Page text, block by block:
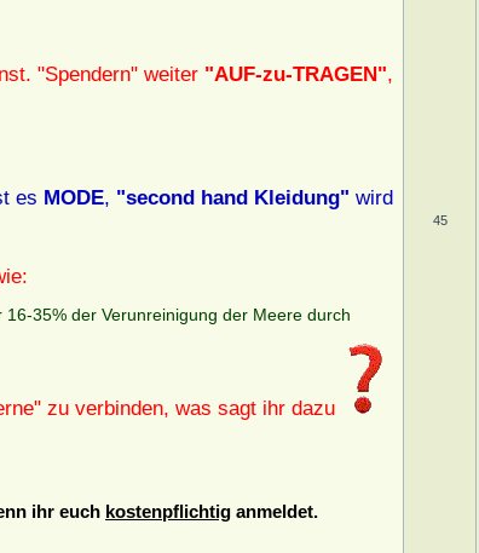
"Spendern" weiter "AUF-zu-TRAGEN",
es MODE, "second hand Kleidung" wird
35% der Verunreinigung der Meere durch
zu verbinden, was sagt ihr dazu
ihr euch kostenpflichtig anmeldet.
45